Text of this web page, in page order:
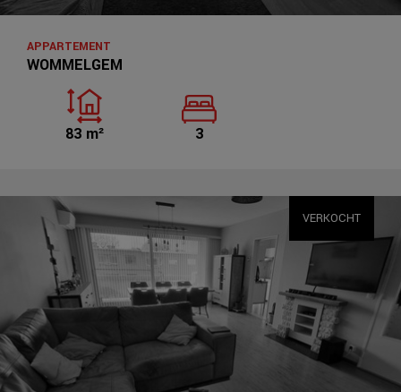
WOMMELGEM
APPARTEMENT
3
83 m²
VERKOCHT